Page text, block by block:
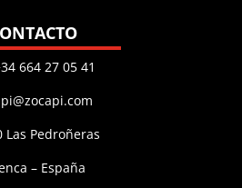
664 27 05 41
Las Pedroñeras
– España